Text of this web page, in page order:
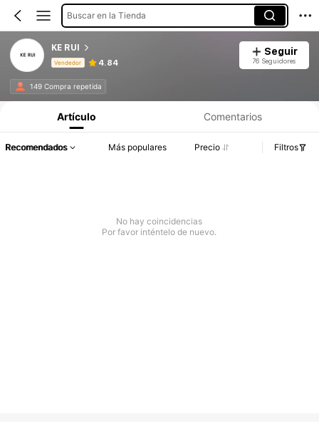
Buscar en la Tienda
KE RUI
Vendedor 4.84
Seguir
76 Seguidores
149 Compra repetida
Artículo Comentarios
Recomendados Más populares Precio Filtros
No hay coincidencias
Por favor inténtelo de nuevo.